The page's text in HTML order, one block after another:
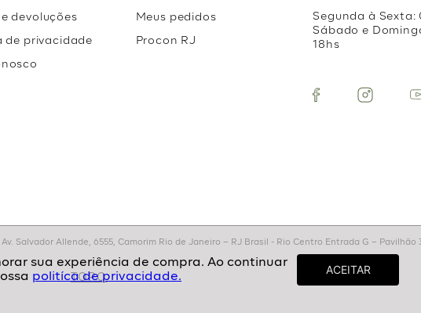
politíca de privacidade.
e devoluções
de privacidade
Meus pedidos
Procon RJ
Segunda à Sexta:
Sábado e
18hs
Salvador Allende, 6555, Camorim Rio de Janeiro – RJ Brasil - Rio Centro Entrada G – Pavilhão
TOPO